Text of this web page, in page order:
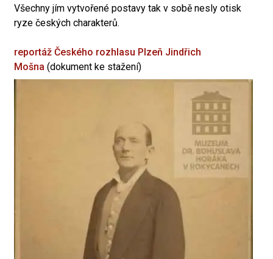
Všechny jím vytvořené postavy tak v sobě nesly otisk
ryze českých charakterů.
reportáž Českého rozhlasu Plzeň Jindřich
Mošna (dokument ke stažení)